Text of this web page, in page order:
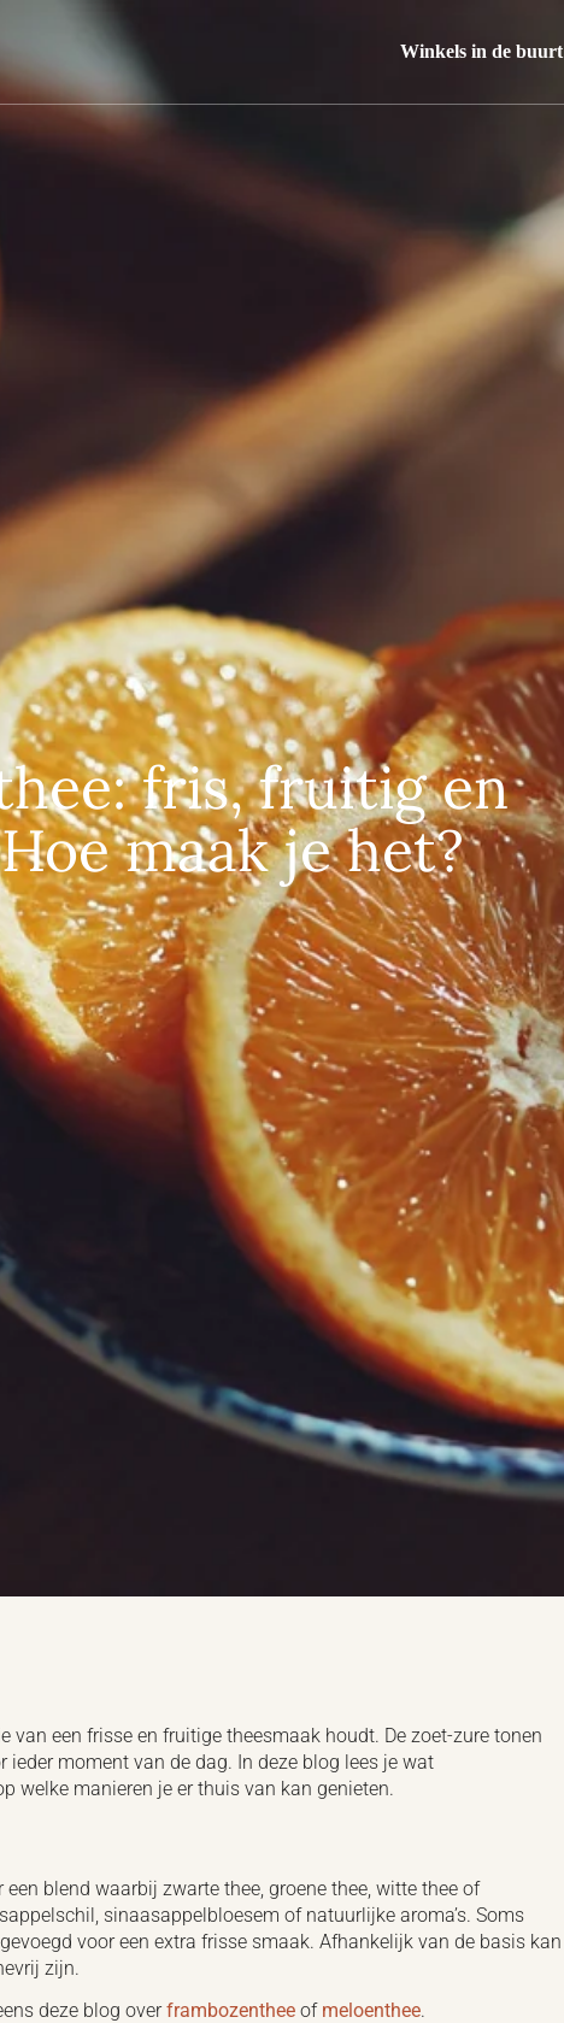
Winkels in de buurt
fris, fruitig en
maak je het?
van een frisse en fruitige theesmaak houdt. De zoet-zure tonen
moment van de dag. In deze blog lees je wat
welke manieren je er thuis van kan genieten.
blend waarbij zwarte thee, groene thee, witte thee of
sinaasappelbloesem of natuurlijke aroma’s. Soms
voor een extra frisse smaak. Afhankelijk van de basis kan
zijn.
deze blog overframbozenthee of meloenthee.